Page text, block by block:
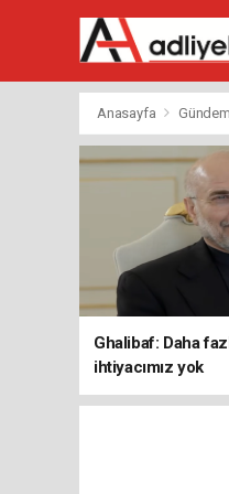
Anasayfa Gündem
Ghalibaf: Daha
ihtiyacımız yok